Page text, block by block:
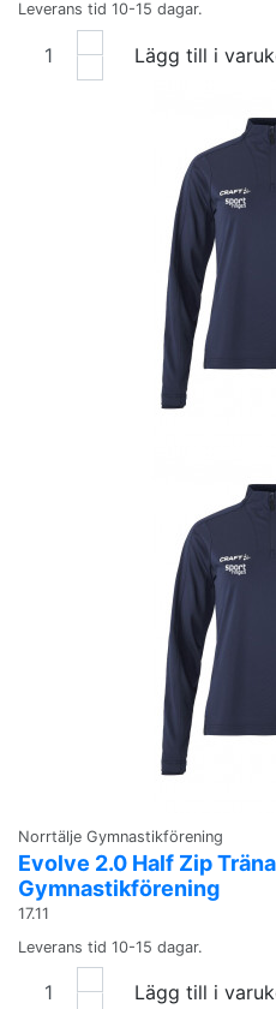
Leverans tid 10-15 dagar.
Lägg till i
Norrtälje Gymnastikförening
Evolve 2.0 Half Zip
Gymnastikförening
17.11
Leverans tid 10-15 dagar.
Lägg till i